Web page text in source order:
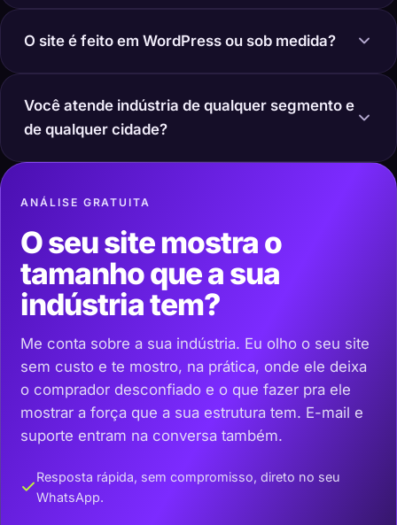
O site é feito em WordPress ou sob medida?
Você atende indústria de qualquer segmento e
de qualquer cidade?
ANÁLISE GRATUITA
O seu site mostra o
tamanho que a sua
indústria tem?
Me conta sobre a sua indústria. Eu olho o seu site
sem custo e te mostro, na prática, onde ele deixa
o comprador desconfiado e o que fazer pra ele
mostrar a força que a sua estrutura tem. E-mail e
suporte entram na conversa também.
Resposta rápida, sem compromisso, direto no seu
WhatsApp.